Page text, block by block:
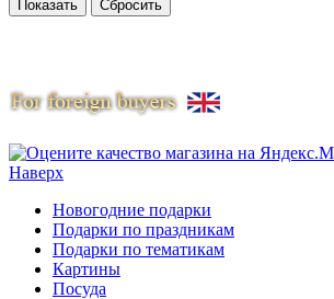
Наверх
Новогодние подарки
Подарки по праздникам
Подарки по тематикам
Картины
Посуда